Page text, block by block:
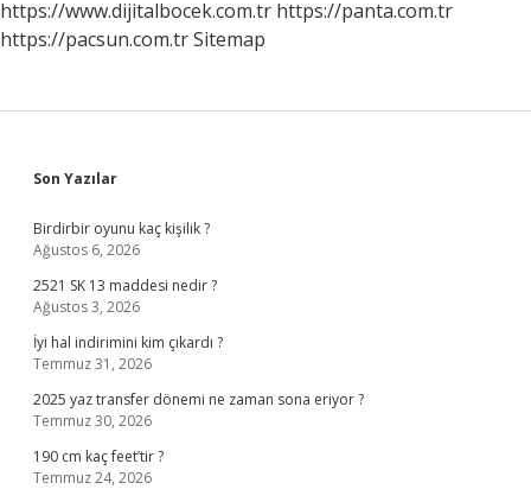
https://www.dijitalbocek.com.tr https://panta.com.tr
https://pacsun.com.trSitemap
Sidebar
Son Yazılar
Birdirbir oyunu kaç kişilik ?
Ağustos 6, 2026
2521 SK 13 maddesi nedir ?
Ağustos 3, 2026
İyi hal indirimini kim çıkardı ?
Temmuz 31, 2026
2025 yaz transfer dönemi ne zaman sona eriyor ?
Temmuz 30, 2026
190 cm kaç feet’tir ?
Temmuz 24, 2026